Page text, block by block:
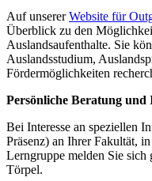
Auf unsererWebsite für
Überblick zu den
Auslandsaufenthalte. Sie
Auslandsstudium,
Fördermöglichkeiten
Persönliche Beratung
Bei Interesse an speziellen
Präsenz) an Ihrer Fakultät,
Lerngruppe melden Sie sich
Törpel.